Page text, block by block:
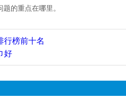
的重点在哪里。
行榜前十名
好